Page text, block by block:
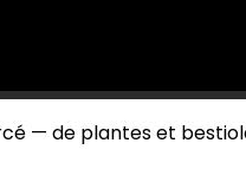
— de plantes et